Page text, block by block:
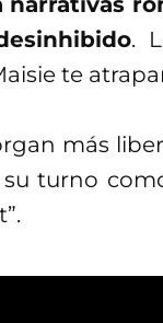
.
te
más
turno